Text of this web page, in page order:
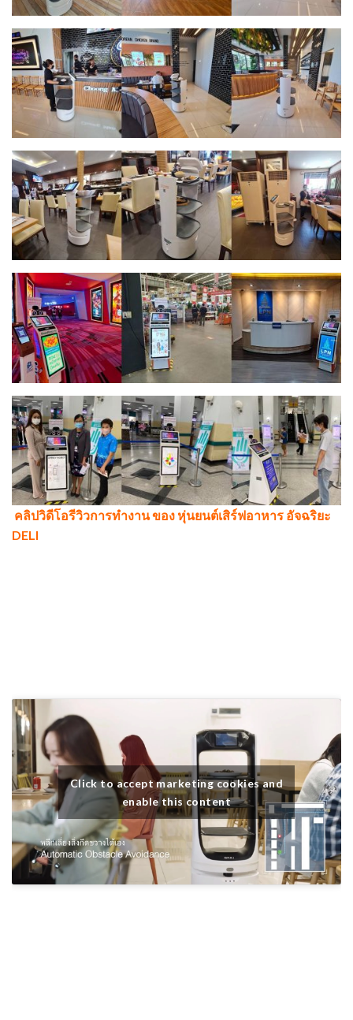
คลิปวิดีโอรีวิวการทำงาน ของ หุ่นยนต์เสิร์ฟอาหาร อัจฉริยะ
DELI
Click to accept marketing cookies and
enable this content